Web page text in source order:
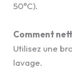
50°C).
Comment
Utilisez une
lavage.